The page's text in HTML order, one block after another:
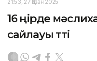
21:53, 27 Қазан 2025
16 өңірде
сайлауы өтті